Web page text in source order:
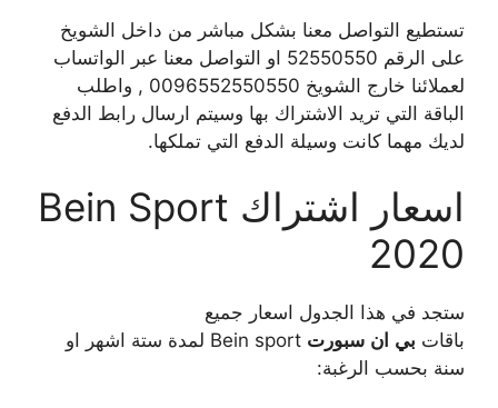
تستطيع التواصل معنا بشكل مباشر من داخل الشويخ
على الرقم 52550550 او التواصل معنا عبر الواتساب
لعملائنا خارج الشويخ 0096552550550 , واطلب
الباقة التي تريد الاشتراك بها وسيتم ارسال رابط الدفع
لديك مهما كانت وسيلة الدفع التي تملكها.
اسعار اشتراك Bein Sport
2020
ستجد في هذا الجدول اسعار جميع
باقات بي ان سبورت
Bein sport لمدة ستة اشهر او
سنة بحسب الرغبة: